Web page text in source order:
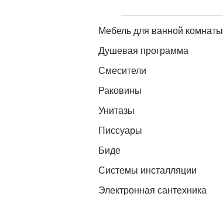
Мебель для ванной комнаты
Душевая программа
Смесители
Раковины
Унитазы
Писсуары
Биде
Системы инсталляции
Электронная сантехника